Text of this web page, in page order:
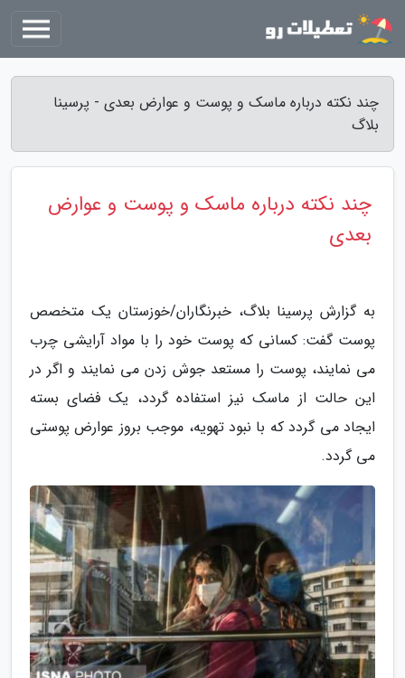
چند نکته درباره ماسک و پوست و عوارض بعدی - پرسینا
بلاگ
چند نکته درباره ماسک و پوست و عوارض
بعدی
به گزارش پرسینا بلاگ، خبرنگاران/خوزستان یک متخصص
پوست گفت: کسانی که پوست خود را با مواد آرایشی چرب
می نمایند، پوست را مستعد جوش زدن می نمایند و اگر در
این حالت از ماسک نیز استفاده گردد، یک فضای بسته
ایجاد می گردد که با نبود تهویه، موجب بروز عوارض پوستی
می گردد.